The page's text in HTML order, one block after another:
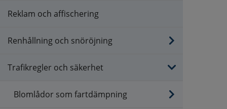
Reklam och affischering
Renhållning och snöröjning
Trafikregler och säkerhet
Blomlådor som fartdämpning